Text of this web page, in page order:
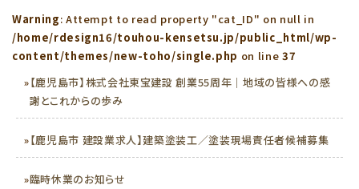
Warning: Attempt to read property "cat_ID" on null in
/home/rdesign16/touhou-kensetsu.jp/public_html/wp-
content/themes/new-toho/single.php on line 37
»【鹿児島市】株式会社東宝建設 創業55周年｜地域の皆様への感
謝とこれからの歩み
»【鹿児島市 建設業求人】建築塗装工／塗装現場責任者候補募集
»臨時休業のお知らせ